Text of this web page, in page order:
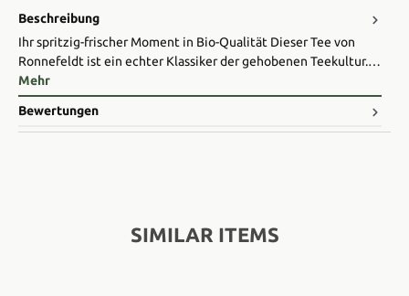
Beschreibung
Ihr spritzig-frischer Moment in Bio-Qualität Dieser Tee von
Ronnefeldt ist ein echter Klassiker der gehobenen Teekultur.…
Mehr
Bewertungen
SIMILAR ITEMS